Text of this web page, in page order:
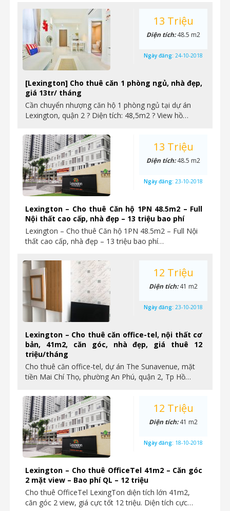
[Lexington] Cho thuê căn 1 phòng ngủ, nhà đẹp,
giá 13tr/ tháng
Cần chuyển nhượng căn hộ 1 phòng ngủ tại dự án
Lexington, quận 2 ? Diện tích: 48,5m2 ? View hồ…
13 Triệu
Diện tích:48.5 m2
Ngày đăng: 24-10-2018
Lexington – Cho thuê Căn hộ 1PN 48.5m2 – Full
Nội thất cao cấp, nhà đẹp – 13 triệu bao phí
Lexington – Cho thuê Căn hộ 1PN 48.5m2 – Full Nội
thất cao cấp, nhà đẹp – 13 triệu bao phí…
13 Triệu
Diện tích:48.5 m2
Ngày đăng: 23-10-2018
Lexington – Cho thuê căn office-tel, nội thất cơ
bản, 41m2, căn góc, nhà đẹp, giá thuê 12
triệu/tháng
Cho thuê căn office-tel, dự án The Sunavenue, mặt
tiền Mai Chí Thọ, phường An Phú, quận 2, Tp Hồ…
12 Triệu
Diện tích:41 m2
Ngày đăng: 23-10-2018
Lexington – Cho thuê OfficeTel 41m2 – Căn góc
2 mặt view – Bao phí QL – 12 triệu
Cho thuê OfficeTel LexingTon diện tích lớn 41m2,
căn góc 2 view, giá cực tốt 12 triệu. Diện tích cực…
12 Triệu
Diện tích:41 m2
Ngày đăng: 18-10-2018